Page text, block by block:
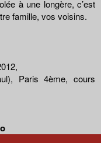
à une longère, c’est
famille, vos voisins.
Paris 4ème, cours